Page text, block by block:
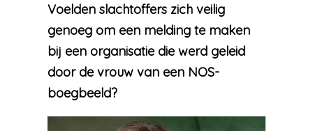
Voelden slachtoffers zich veilig
genoeg om een melding te maken
bij een organisatie die werd geleid
door de vrouw van een NOS-
boegbeeld?